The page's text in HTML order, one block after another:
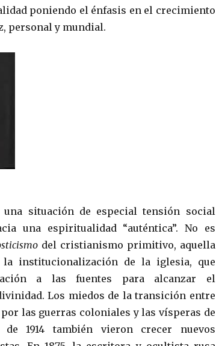
poniendo el énfasis en el crecimiento
personal y mundial.
situación de especial tensión social
una espiritualidad “auténtica”. No es
del cristianismo primitivo, aquella
institucionalización de la iglesia, que
a las fuentes para alcanzar el
Los miedos de la transición entre
las guerras coloniales y las vísperas de
1914 también vieron crecer nuevos